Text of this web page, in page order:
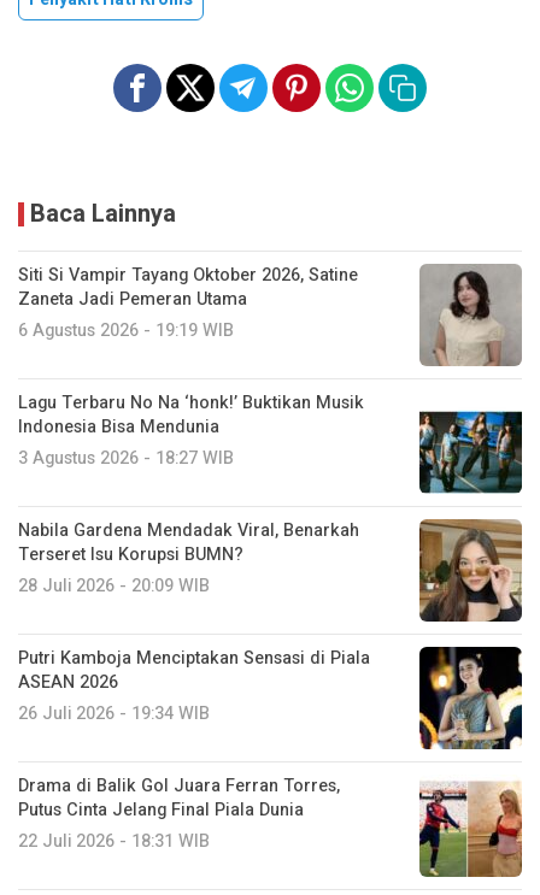
Baca Lainnya
Siti Si Vampir Tayang Oktober 2026, Satine
Zaneta Jadi Pemeran Utama
6 Agustus 2026 - 19:19 WIB
Lagu Terbaru No Na ‘honk!’ Buktikan Musik
Indonesia Bisa Mendunia
3 Agustus 2026 - 18:27 WIB
Nabila Gardena Mendadak Viral, Benarkah
Terseret Isu Korupsi BUMN?
28 Juli 2026 - 20:09 WIB
Putri Kamboja Menciptakan Sensasi di Piala
ASEAN 2026
26 Juli 2026 - 19:34 WIB
Drama di Balik Gol Juara Ferran Torres,
Putus Cinta Jelang Final Piala Dunia
22 Juli 2026 - 18:31 WIB